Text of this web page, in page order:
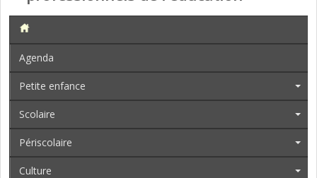
Agenda
Petite enfance
Scolaire
Périscolaire
Culture